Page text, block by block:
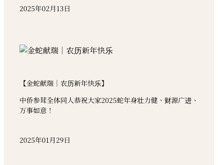
2025年02月13日
【金蛇献瑞｜农历新年快乐】
中侨参茸全体同人恭祝大家2025蛇年身壮力健、财源广进、
万事如意！
2025年01月29日